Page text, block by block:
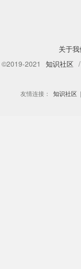
关于我
©2019-2021
知识社区 /
友情连接： 知识社区 |